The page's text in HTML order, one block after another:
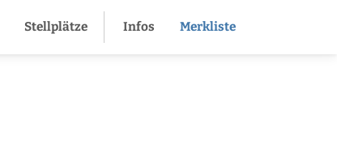
Stellplätze Infos Merkliste